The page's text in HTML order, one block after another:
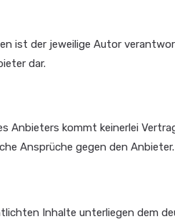
ist der jeweilige Autor
dar.
Anbieters kommt keinerlei
Ansprüche gegen den Anbieter.
Inhalte unterliegen dem